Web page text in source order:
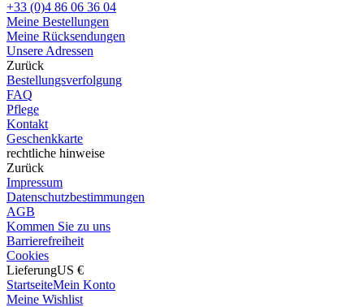
+33 (0)4 86 06 36 04
Meine Bestellungen
Meine Rücksendungen
Unsere Adressen
Zurück
Bestellungsverfolgung
FAQ
Pflege
Kontakt
Geschenkkarte
rechtliche hinweise
Zurück
Impressum
Datenschutzbestimmungen
AGB
Kommen Sie zu uns
Barrierefreiheit
Cookies
LieferungUS €
StartseiteMein Konto
Meine Wishlist